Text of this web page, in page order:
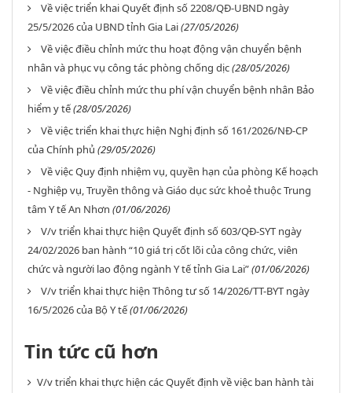
Về việc triển khai Quyết định số 2208/QĐ-UBND ngày
25/5/2026 của UBND tỉnh Gia Lai(27/05/2026)
Về việc điều chỉnh mức thu hoạt động vận chuyển bệnh
nhân và phục vụ công tác phòng chống dịc(28/05/2026)
Về việc điều chỉnh mức thu phí vận chuyển bệnh nhân Bảo
hiểm y tế(28/05/2026)
Về việc triển khai thực hiện Nghị định số 161/2026/NĐ-CP
của Chính phủ (29/05/2026)
Về việc Quy định nhiệm vụ, quyền hạn của phòng Kế hoạch
- Nghiệp vụ, Truyền thông và Giáo dục sức khoẻ thuộc Trung
tâm Y tế An Nhơn (01/06/2026)
V/v triển khai thực hiện Quyết định số 603/QĐ-SYT ngày
24/02/2026 ban hành “10 giá trị cốt lõi của công chức, viên
chức và người lao động ngành Y tế tỉnh Gia Lai”(01/06/2026)
V/v triển khai thực hiện Thông tư số 14/2026/TT-BYT ngày
16/5/2026 của Bộ Y tế(01/06/2026)
Tin tức cũ hơn
V/v triển khai thực hiện các Quyết định về việc ban hành tài